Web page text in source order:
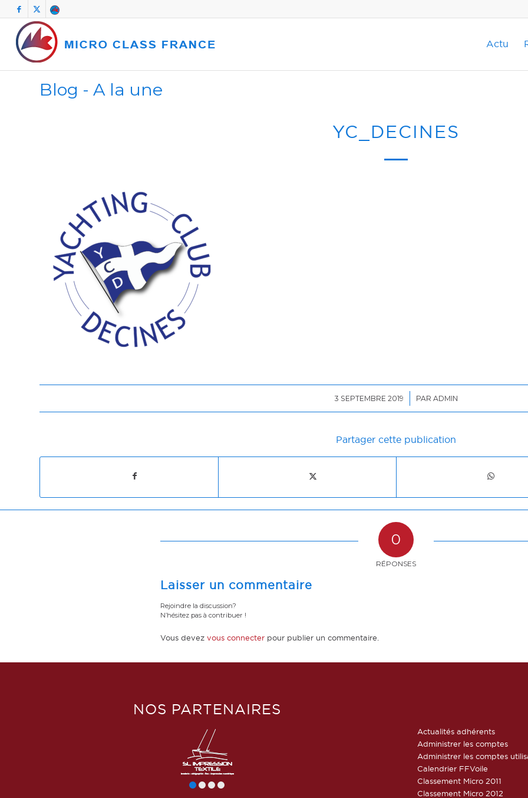
Actu
Blog - A la une
YC_DECINES
3 SEPTEMBRE 2019
/ PAR ADMIN
Partager cette publication
0
RÉPONSES
Laisser un commentaire
Rejoindre la discussion?
N’hésitez pas à contribuer !
Vous devez vous connecter pour publier un commentaire.
NOS PARTENAIRES
Actualités adhérents
Administrer les comptes
Administrer les comptes
Calendrier FFVoile
Classement Micro 2011
Classement Micro 2012